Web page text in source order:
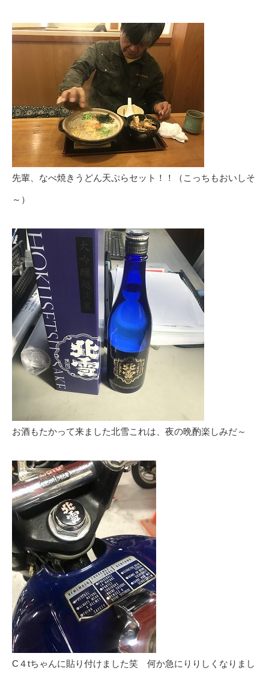
先輩、なべ焼きうどん天ぷらセット！！（こっちもおいしそ
～）
お酒もたかって来ました北雪これは、夜の晩酌楽しみだ～
C４tちゃんに貼り付けました笑 何か急にりりしくなりまし